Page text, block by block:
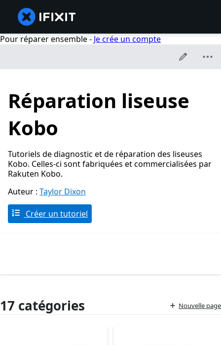
Pour réparer ensemble - Je crée un compte
Réparation liseuse
Kobo
Tutoriels de diagnostic et de réparation des liseuses
Kobo. Celles-ci sont fabriquées et commercialisées par
Rakuten Kobo.
Auteur : Taylor Dixon
Créer un tutoriel
17 catégories Nouvelle page